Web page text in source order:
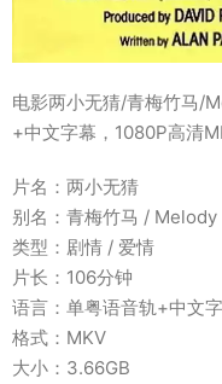
电影两小无猜/青梅竹马/
+中文字幕，1080P高清
片名：两小无猜
别名：青梅竹马 / Melody
类型：剧情 / 爱情
片长：106分钟
语言：单粤语音轨+中文
格式：MKV
大小：3.66GB